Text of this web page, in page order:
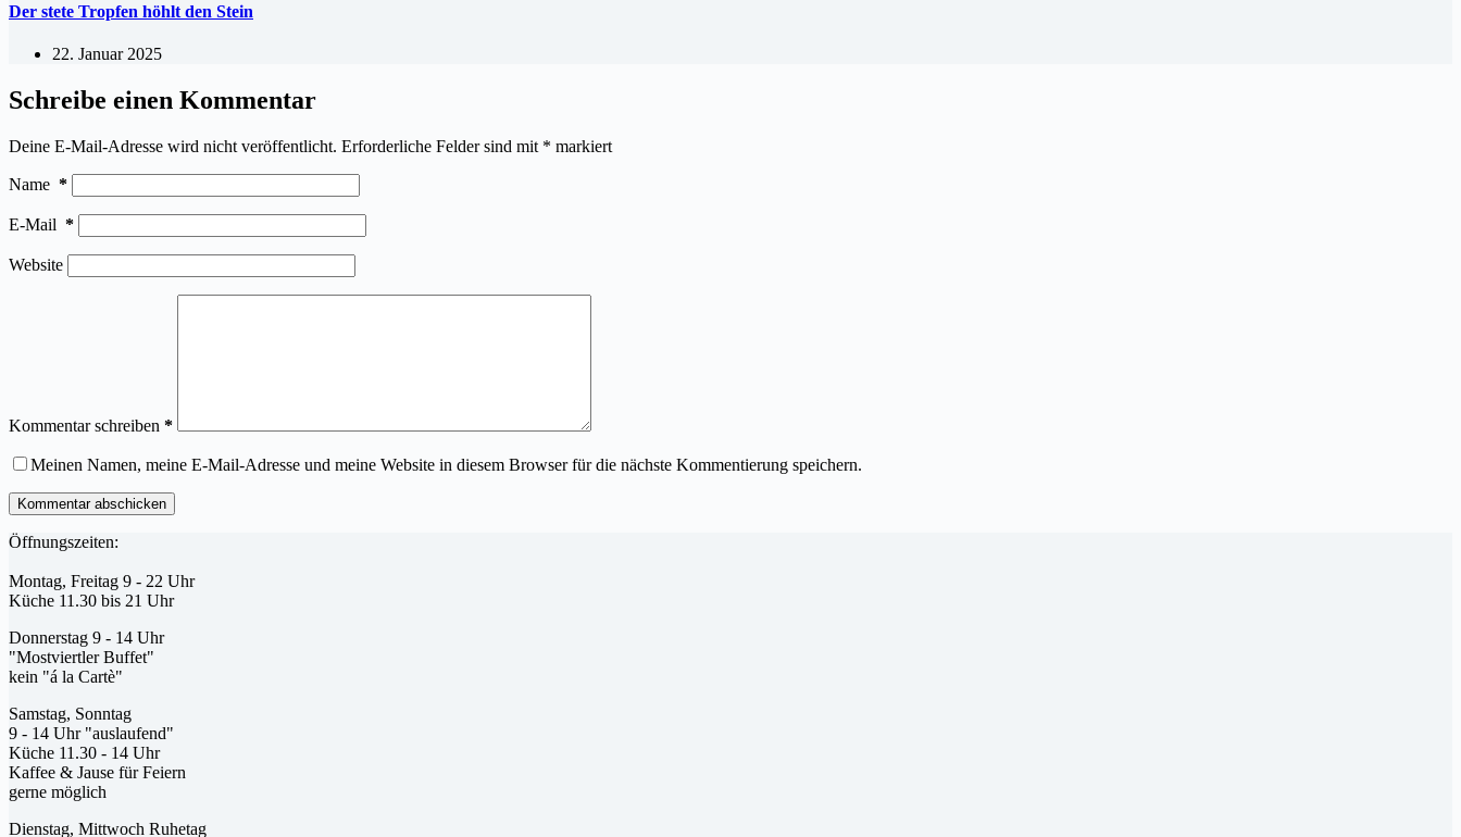
Der stete Tropfen höhlt den Stein
22. Januar 2025
Schreibe einen Kommentar
Deine E-Mail-Adresse wird nicht veröffentlicht. Erforderliche Felder sind mit * markiert
Name *
E-Mail *
Website
Kommentar schreiben *
Meinen Namen, meine E-Mail-Adresse und meine Website in diesem Browser für die nächste Kommentierung speichern.
Kommentar abschicken
Öffnungszeiten:
Montag, Freitag 9 - 22 Uhr
Küche 11.30 bis 21 Uhr
Donnerstag 9 - 14 Uhr
"Mostviertler Buffet"
kein "á la Cartè"
Samstag, Sonntag
9 - 14 Uhr "auslaufend"
Küche 11.30 - 14 Uhr
Kaffee & Jause für Feiern
gerne möglich
Dienstag, Mittwoch Ruhetag